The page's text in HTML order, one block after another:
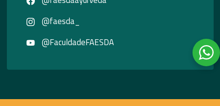
@faesda_
@FaculdadeFAESDA